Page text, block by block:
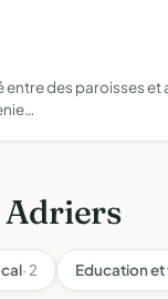
des paroisses
· 2 Education